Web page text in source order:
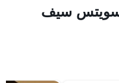
سويتس سيف